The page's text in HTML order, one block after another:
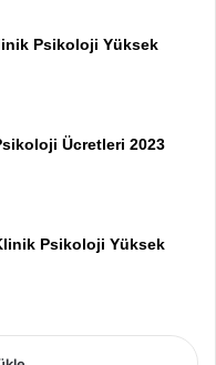
Psikoloji Yüksek
Ücretleri 2023
Psikoloji Yüksek